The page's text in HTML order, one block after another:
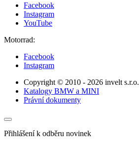
Facebook
Instagram
YouTube
Motorrad:
Facebook
Instagram
Copyright © 2010 - 2026 invelt s.r.o.
Katalogy BMW a MINI
Právní dokumenty
Přihlášení k odběru novinek